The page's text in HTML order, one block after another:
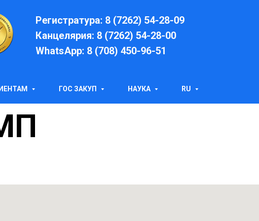
Регистратура: 8 (7262) 54-28-09
Канцелярия: 8 (7262) 54-28-00
WhatsApp: 8 (708) 450-96-51
ГОС ЗАКУП НАУКА RU